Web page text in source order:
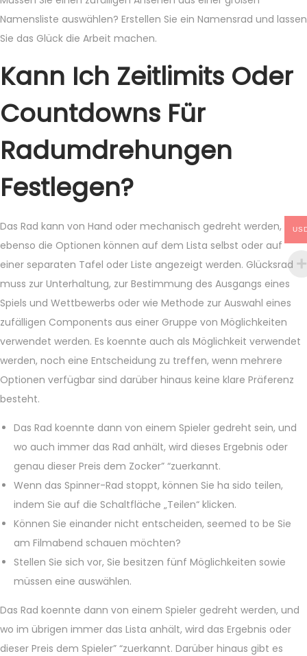
Namensliste auswählen? Erstellen Sie ein Namensrad und lassen
Sie das Glück die Arbeit machen.
Kann Ich Zeitlimits Oder
Countdowns Für
Radumdrehungen
Festlegen?
Das Rad kann von Hand oder mechanisch gedreht werden,
ebenso die Optionen können auf dem Lista selbst oder auf
einer separaten Tafel oder Liste angezeigt werden. Glücksrad
muss zur Unterhaltung, zur Bestimmung des Ausgangs eines
Spiels und Wettbewerbs oder wie Methode zur Auswahl eines
zufälligen Components aus einer Gruppe von Möglichkeiten
verwendet werden. Es koennte auch als Möglichkeit verwendet
werden, noch eine Entscheidung zu treffen, wenn mehrere
Optionen verfügbar sind darüber hinaus keine klare Präferenz
besteht.
Das Rad koennte dann von einem Spieler gedreht sein, und
wo auch immer das Rad anhält, wird dieses Ergebnis oder
genau dieser Preis dem Zocker” “zuerkannt.
Wenn das Spinner-Rad stoppt, können Sie ha sido teilen,
indem Sie auf die Schaltfläche „Teilen“ klicken.
Können Sie einander nicht entscheiden, seemed to be Sie
am Filmabend schauen möchten?
Stellen Sie sich vor, Sie besitzen fünf Möglichkeiten sowie
müssen eine auswählen.
Das Rad koennte dann von einem Spieler gedreht werden, und
wo im übrigen immer das Lista anhält, wird das Ergebnis oder
dieser Preis dem Spieler” “zuerkannt. Darüber hinaus gibt es